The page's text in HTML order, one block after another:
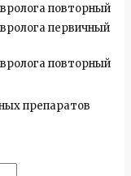
повторный
первичный
повторный
препаратов